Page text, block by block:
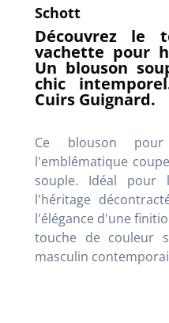
Schott
Découvrez le
vachette pour
Un blouson
chic
Cuirs Guignard.
Ce blouson pour
l'emblématique
souple. Idéal pour
l'héritage
l'élégance d'une
touche de couleur
masculin